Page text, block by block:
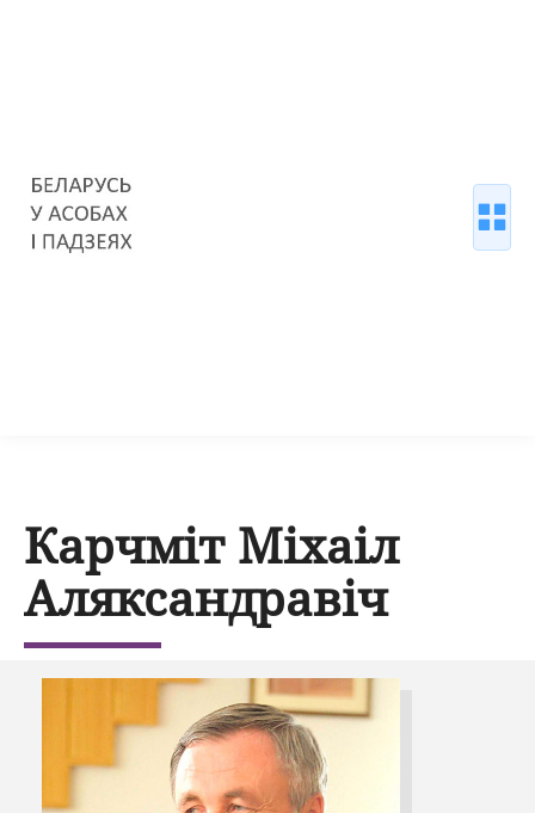
Карчміт Міхаіл
Аляксандравіч